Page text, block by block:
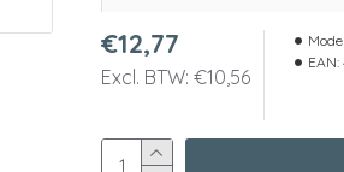
Kraftform Micro-
- Met Take it easy tool
€12,77
Excl. BTW: €10,56
EAN: